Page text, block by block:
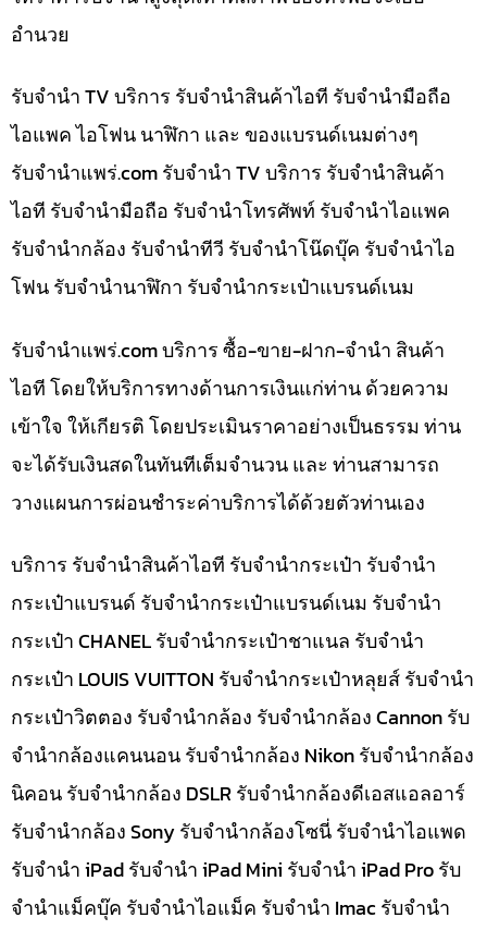
อำนวย
รับจำนำ TV บริการ รับจำนำสินค้าไอที รับจำนำมือถือ
ไอแพค ไอโฟน นาฬิกา และ ของแบรนด์เนมต่างๆ
รับจํานําแพร่.com รับจำนำ TV บริการ รับจำนำสินค้า
ไอที รับจำนำมือถือ รับจำนำโทรศัพท์ รับจำนำไอแพค
รับจำนำกล้อง รับจำนำทีวี รับจำนำโน๊ดบุ๊ค รับจำนำไอ
โฟน รับจำนำนาฬิกา รับจำนำกระเป๋าแบรนด์เนม
รับจํานําแพร่.com บริการ ซื้อ-ขาย-ฝาก-จำนำ สินค้า
ไอที โดยให้บริการทางด้านการเงินแก่ท่าน ด้วยความ
เข้าใจ ให้เกียรติ โดยประเมินราคาอย่างเป็นธรรม ท่าน
จะได้รับเงินสดในทันทีเต็มจำนวน และ ท่านสามารถ
วางแผนการผ่อนชำระค่าบริการได้ด้วยตัวท่านเอง
บริการ รับจำนำสินค้าไอที รับจำนำกระเป๋า รับจำนำ
กระเป๋าแบรนด์ รับจำนำกระเป๋าแบรนด์เนม รับจำนำ
กระเป๋า CHANEL รับจำนำกระเป๋าชาแนล รับจำนำ
กระเป๋า LOUIS VUITTON รับจำนำกระเป๋าหลุยส์ รับจำนำ
กระเป๋าวิตตอง รับจำนำกล้อง รับจำนำกล้อง Cannon รับ
จำนำกล้องแคนนอน รับจำนำกล้อง Nikon รับจำนำกล้อง
นิคอน รับจำนำกล้อง DSLR รับจำนำกล้องดีเอสแอลอาร์
รับจำนำกล้อง Sony รับจำนำกล้องโซนี่ รับจำนำไอแพด
รับจำนำ iPad รับจำนำ iPad Mini รับจำนำ iPad Pro รับ
จำนำแม็คบุ๊ค รับจำนำไอแม็ค รับจำนำ Imac รับจำนำ